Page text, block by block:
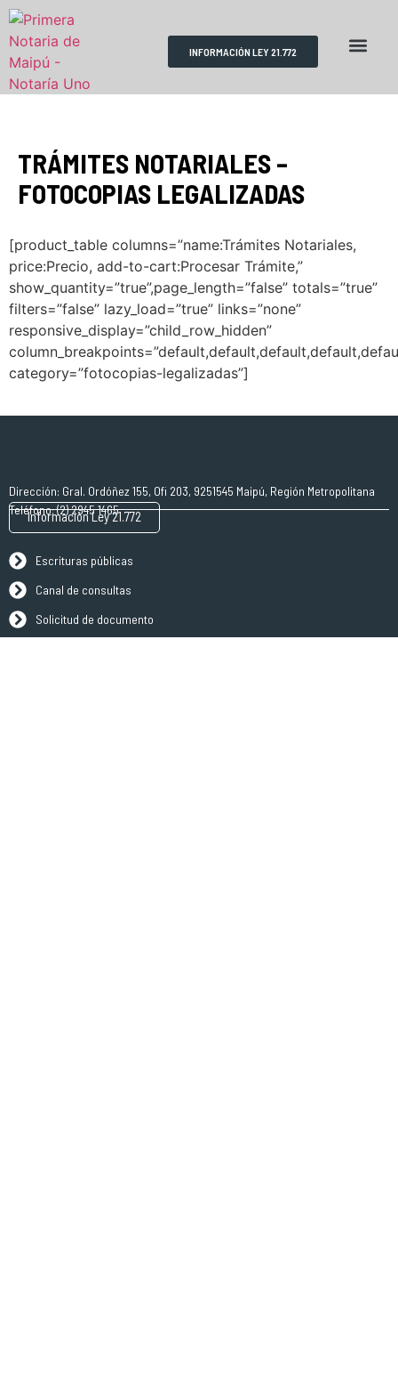
INFORMACIÓN LEY 21.772
TRÁMITES NOTARIALES –
FOTOCOPIAS LEGALIZADAS
[product_table columns=”name:Trámites Notariales,
price:Precio, add-to-cart:Procesar Trámite,”
show_quantity=”true”,page_length=”false” totals=”true”
filters=”false” lazy_load=”true” links=”none”
responsive_display=”child_row_hidden”
category=”fotocopias-legalizadas”]
Dirección: Gral. Ordóñez 155, Ofi 203, 9251545 Maipú, Región Metropolitana
Teléfono: (2) 2945 1465
Información Ley 21.772
Escrituras públicas
Canal de consultas
Solicitud de documento